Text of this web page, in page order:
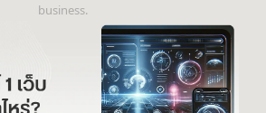
business.